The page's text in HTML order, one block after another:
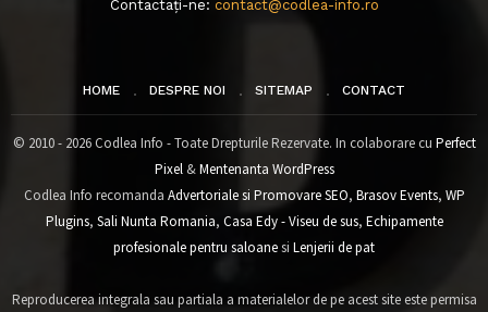
Contactați-ne: contact@codlea-info.ro
HOME DESPRE NOI SITEMAP CONTACT
© 2010 - 2026 Codlea Info - Toate Drepturile Rezervate. In colaborare cu Perfect
Pixel&Mentenanta WordPress
Codlea Info recomanda Advertoriale si Promovare SEO, Brasov Events, WP
Plugins, Sali Nunta Romania, Casa Edy - Viseu de sus, Echipamente
profesionale pentru saloanesi Lenjerii de pat
Reproducerea integrala sau partiala a materialelor de pe acest site este permisa